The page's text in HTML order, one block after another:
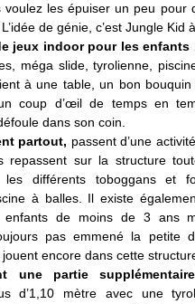
les épuiser un peu pour
de génie, c’est Jungle Kid
jeux indoor pour les enfants
méga slide, tyrolienne,
à une table, un bon
coup d’œil de temps en
dans son coin.
partout, passent d’une
repassent sur la structure
les différents toboggans et
à balles. Il existe
enfants de moins de 3 ans
pas emmené la petite
encore dans cette
une partie supplémentaire
d’1,10 mètre avec une